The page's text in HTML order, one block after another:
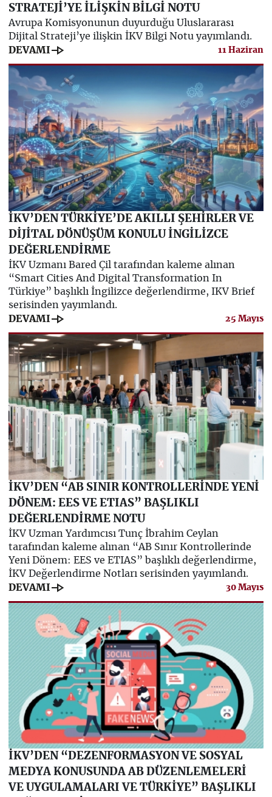
STRATEJİ’YE İLİŞKİN BİLGİ NOTU
Avrupa Komisyonunun duyurduğu Uluslararası
Dijital Strateji’ye ilişkin İKV Bilgi Notu yayımlandı.
DEVAMI line_end_arrow 11 Haziran
İKV’DEN TÜRKİYE’DE AKILLI ŞEHİRLER VE
DİJİTAL DÖNÜŞÜM KONULU İNGİLİZCE
DEĞERLENDİRME
İKV Uzmanı Bared Çil tarafından kaleme alınan
“Smart Cities And Digital Transformation In
Türkiye” başlıklı İngilizce değerlendirme, IKV Brief
serisinden yayımlandı.
DEVAMI line_end_arrow 25 Mayıs
İKV’DEN “AB SINIR KONTROLLERİNDE YENİ
DÖNEM: EES VE ETIAS” BAŞLIKLI
DEĞERLENDİRME NOTU
İKV Uzman Yardımcısı Tunç İbrahim Ceylan
tarafından kaleme alınan “AB Sınır Kontrollerinde
Yeni Dönem: EES ve ETIAS” başlıklı değerlendirme,
İKV Değerlendirme Notları serisinden yayımlandı.
DEVAMI line_end_arrow 30 Mayıs
İKV’DEN “DEZENFORMASYON VE SOSYAL
MEDYA KONUSUNDA AB DÜZENLEMELERİ
VE UYGULAMALARI VE TÜRKİYE” BAŞLIKLI